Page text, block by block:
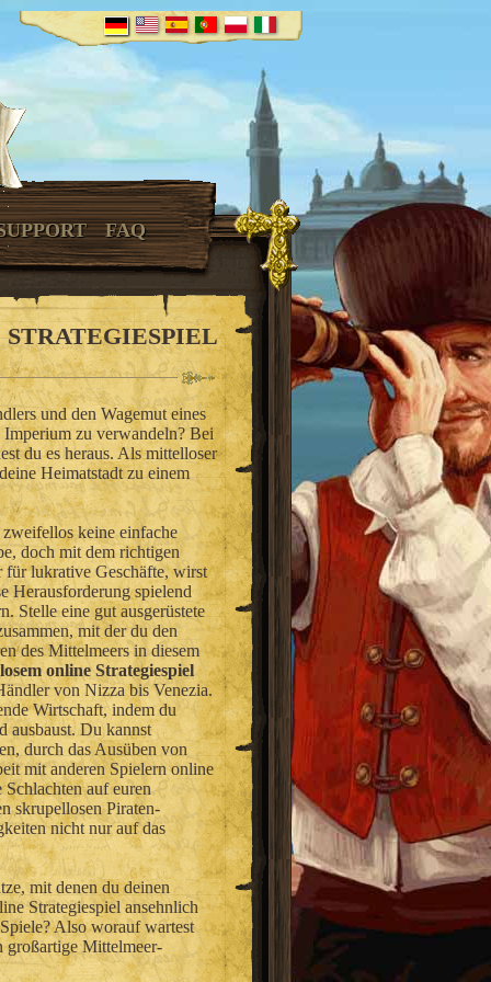
FAQ
und den Wagemut eines
Imperium zu verwandeln? Bei
du es heraus. Als mittelloser
Heimatstadt zu einem
zweifellos keine einfache
doch mit dem richtigen
für lukrative Geschäfte, wirst
Herausforderung spielend
Stelle eine gut ausgerüstete
mit der du den
des Mittelmeers in diesem
online Strategiespiel
von Nizza bis Venezia.
Wirtschaft, indem du
ausbaust. Du kannst
durch das Ausüben von
mit anderen Spielern online
auf euren
skrupellosen Piraten-
nicht nur auf das
mit denen du deinen
Strategiespiel ansehnlich
Also worauf wartest
großartige Mittelmeer-